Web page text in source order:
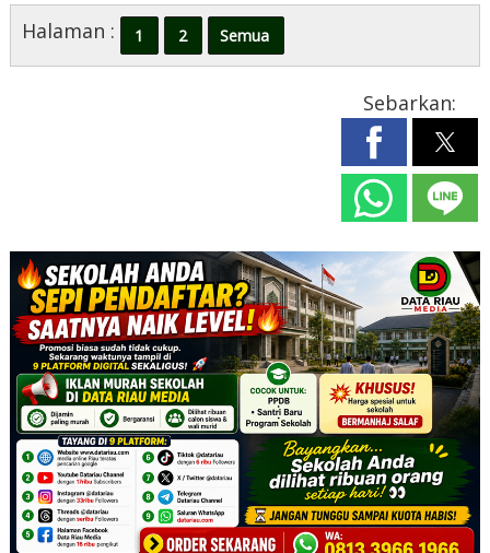
Halaman :
1 2 Semua
Sebarkan: